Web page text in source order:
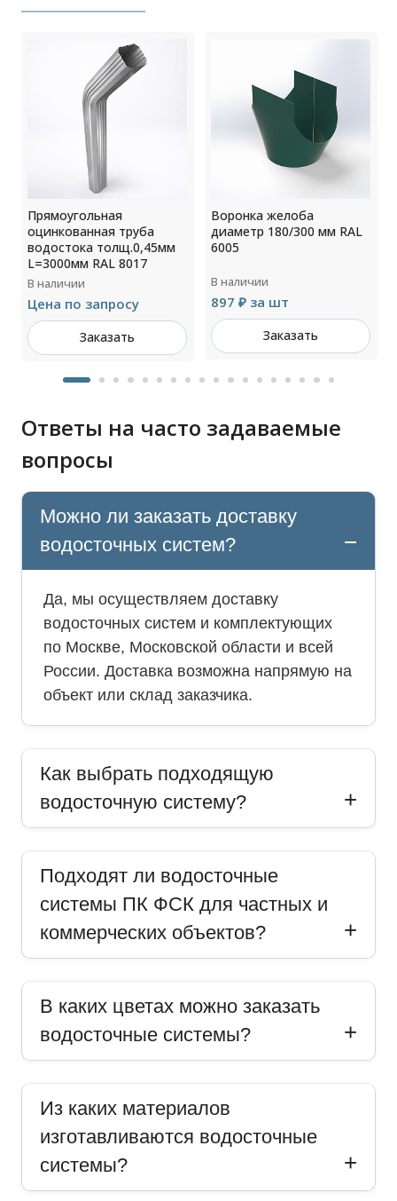
Прямоугольная
оцинкованная труба
водостока толщ.0,45мм
L=3000мм RAL 8017
В наличии
Цена по запросу
Заказать
Воронка желоба
диаметр 180/300 мм RAL
6005
В наличии
897 ₽ за шт
Заказать
Ответы на часто задаваемые
вопросы
Можно ли заказать доставку
водосточных систем?
Да, мы осуществляем доставку
водосточных систем и комплектующих
по Москве, Московской области и всей
России. Доставка возможна напрямую на
объект или склад заказчика.
Как выбрать подходящую
водосточную систему?
Подходят ли водосточные
системы ПК ФСК для частных и
коммерческих объектов?
В каких цветах можно заказать
водосточные системы?
Из каких материалов
изготавливаются водосточные
системы?